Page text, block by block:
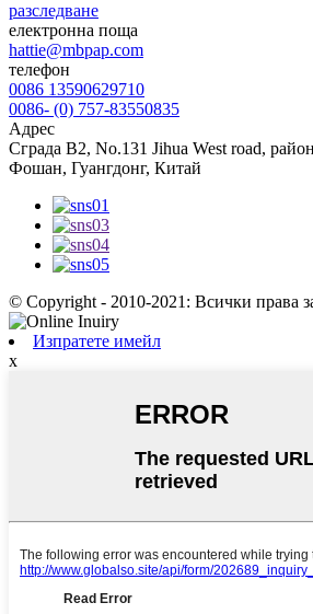
разследване
електронна поща
hattie@mbpap.com
телефон
0086 13590629710
0086- (0) 757-83550835
Адрес
Сграда B2, No.131 Jihua West road,
Фошан, Гуангдонг, Китай
© Copyright - 2010-2021: Всички права
Изпратете имейл
x